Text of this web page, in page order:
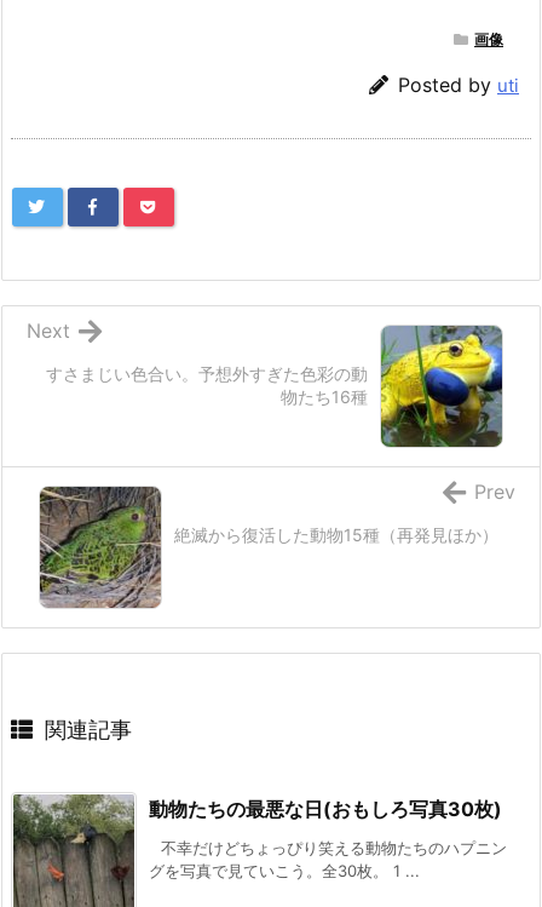
画像
Posted by uti
すさまじい色合い。予想外すぎた色彩の動
物たち16種
Next
絶滅から復活した動物15種（再発見ほか）
Prev
関連記事
動物たちの最悪な日(おもしろ写真30枚)
不幸だけどちょっぴり笑える動物たちのハプニン
グを写真で見ていこう。全30枚。 1 ...